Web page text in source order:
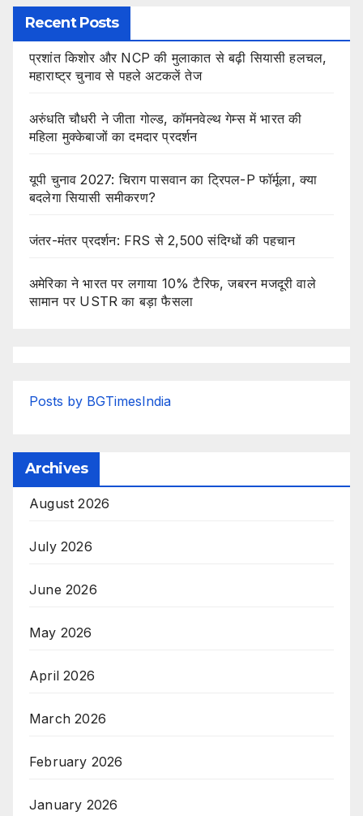
Recent Posts
प्रशांत किशोर और NCP की मुलाकात से बढ़ी सियासी हलचल,
महाराष्ट्र चुनाव से पहले अटकलें तेज
अरुंधति चौधरी ने जीता गोल्ड, कॉमनवेल्थ गेम्स में भारत की
महिला मुक्केबाजों का दमदार प्रदर्शन
यूपी चुनाव 2027: चिराग पासवान का ट्रिपल-P फॉर्मूला, क्या
बदलेगा सियासी समीकरण?
जंतर-मंतर प्रदर्शन: FRS से 2,500 संदिग्धों की पहचान
अमेरिका ने भारत पर लगाया 10% टैरिफ, जबरन मजदूरी वाले
सामान पर USTR का बड़ा फैसला
Posts by BGTimesIndia
Archives
August 2026
July 2026
June 2026
May 2026
April 2026
March 2026
February 2026
January 2026